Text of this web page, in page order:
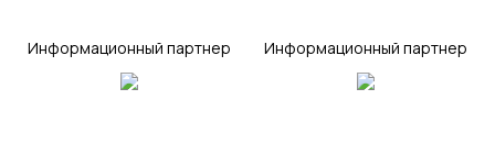
Информационный партнер Информационный партнер